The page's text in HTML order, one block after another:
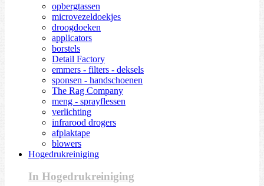
opbergtassen
microvezeldoekjes
droogdoeken
applicators
borstels
Detail Factory
emmers - filters - deksels
sponsen - handschoenen
The Rag Company
meng - sprayflessen
verlichting
infrarood drogers
afplaktape
blowers
Hogedrukreiniging
In Hogedrukreiniging